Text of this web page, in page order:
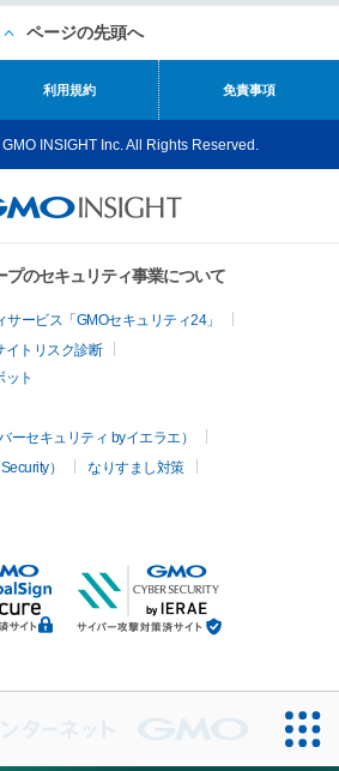
ページの先頭へ
利用規約 免責事項
INSIGHT Inc. All Rights Reserved.
のセキュリティ事業について
ービス「GMOセキュリティ24」
イトリスク診断
ット
ーセキュリティ byイエラエ）
）
なりすまし対策